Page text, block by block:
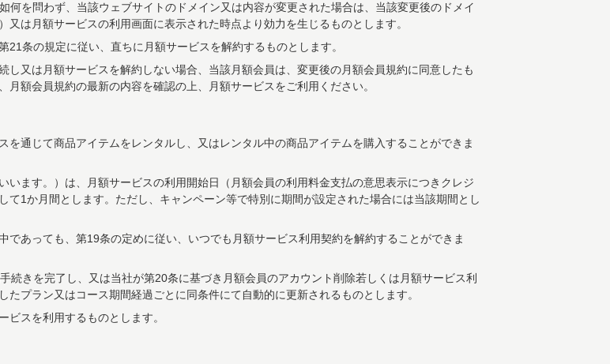
如何を問わず、当該ウェブサイトのドメイン又は内容が変更された場合は、当該変更後のドメイ
は月額サービスの利用画面に表示された時点より効力を生じるものとします。
条の規定に従い、直ちに月額サービスを解約するものとします。
し又は月額サービスを解約しない場合、当該月額会員は、変更後の月額会員規約に同意したも
額会員規約の最新の内容を確認の上、月額サービスをご利用ください。
を通じて商品アイテムをレンタルし、又はレンタル中の商品アイテムを購入することができま
います。）は、月額サービスの利用開始日（月額会員の利用料金支払の意思表示につきクレジ
て1か月間とします。ただし、キャンペーン等で特別に期間が設定された場合には当該期間とし
あっても、第19条の定めに従い、いつでも月額サービス利用契約を解約することができま
続きを完了し、又は当社が第20条に基づき月額会員のアカウント削除若しくは月額サービス利
プラン又はコース期間経過ごとに同条件にて自動的に更新されるものとします。
ビスを利用するものとします。